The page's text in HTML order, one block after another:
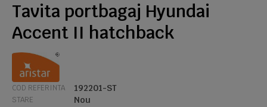
Tavita portbagaj Hyundai
Accent II hatchback
COD REFERINTA 192201-ST
STARE Nou